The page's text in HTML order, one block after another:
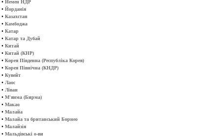
• Йемен НДР
• Йорданія
• Казахстан
• Камбоджа
• Катар
• Катар та Дубай
• Китай
• Китай (КНР)
• Корея Південна (Республіка Корея)
• Корея Північна (КНДР)
• Кувейт
• Лаос
• Ліван
• М'янма (Бирма)
• Макао
• Малайа
• Малайа та британський Борнео
• Малайзія
• Мальдівські о-ви